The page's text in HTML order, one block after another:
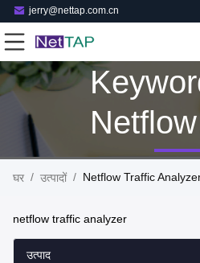
jerry@nettap.com.cn
Netflow
Traffic
Match 5
घर / उत्पादों / Netflow Traffic
netflow traffic analyzer
उत्पाद